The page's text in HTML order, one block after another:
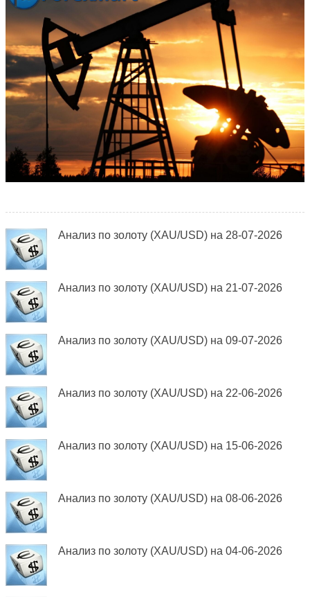
Анализ по золоту (XAU/USD) на 28-07-2026
Анализ по золоту (XAU/USD) на 21-07-2026
Анализ по золоту (XAU/USD) на 09-07-2026
Анализ по золоту (XAU/USD) на 22-06-2026
Анализ по золоту (XAU/USD) на 15-06-2026
Анализ по золоту (XAU/USD) на 08-06-2026
Анализ по золоту (XAU/USD) на 04-06-2026